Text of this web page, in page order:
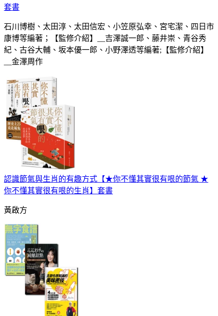
套書
石川博樹、太田淳、太田信宏、小笠原弘幸、宮宅潔、四日市
康博等編著；【監修介紹】__吉澤誠一郎、藤井崇、青谷秀
紀、古谷大輔、坂本優一郎、小野澤透等編著;【監修介紹】
__金澤周作
認識節氣與生肖的有趣方式【★你不懂其實很有哏的節氣 ★
你不懂其實很有哏的生肖】套書
黃啟方